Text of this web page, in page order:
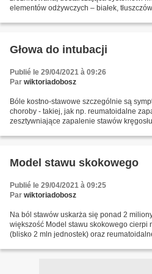
elementów odżywczych – białek,
Głowa do intubacji
Publié le 29/04/2021 à 09:26
Par wiktoriadobosz
Bóle kostno-stawowe szczególnie są
choroby - takiej, jak np. reumatoidalne
zesztywniające zapalenie stawów
Model stawu skokowego
Publié le 29/04/2021 à 09:25
Par wiktoriadobosz
Na ból stawów uskarża się ponad 2
większość Model stawu skokowego cierpi
(blisko 2 mln jednostek) oraz